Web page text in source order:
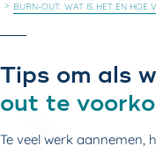
BURN-OUT: WAT IS HET EN HOE
Tips om als
out te
Te veel werk aannemen,